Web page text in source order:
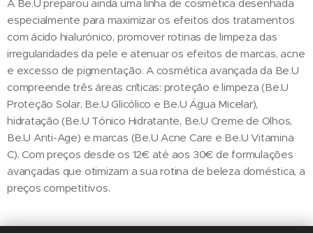
A Be.U preparou ainda uma linha de cosmética desenhada
especialmente para maximizar os efeitos dos tratamentos
com ácido hialurónico, promover rotinas de limpeza das
irregularidades da pele e atenuar os efeitos de marcas, acne
e excesso de pigmentação. A cosmética avançada da Be.U
compreende três áreas críticas: proteção e limpeza (Be.U
Proteção Solar, Be.U Glicólico e Be.U Água Micelar),
hidratação (Be.U Tónico Hidratante, Be.U Creme de Olhos,
Be.U Anti-Age) e marcas (Be.U Acne Care e Be.U Vitamina
C). Com preços desde os 12€ até aos 30€ de formulações
avançadas que otimizam a sua rotina de beleza doméstica, a
preços competitivos.